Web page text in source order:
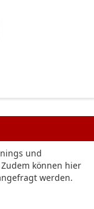
und
können hier
werden.